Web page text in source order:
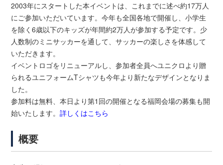
2003年にスタートした本イベントは、これまでに述べ約17万人
にご参加いただいています。今年も全国各地で開催し、小学生
を除く6歳以下のキッズが年間約2万人が参加する予定です。少
人数制のミニサッカーを通して、サッカーの楽しさを体感して
いただきます。
イベントロゴをリニューアルし、参加者全員へユニクロより贈
られるユニフォームTシャツも今年より新たなデザインとなりま
した。
参加料は無料、本日より第1回の開催となる福岡会場の募集も開
始いたします。詳しくはこちら
概要